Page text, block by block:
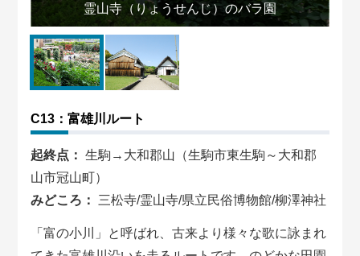
霊山寺（りょうせんじ）のバラ園
C13：富雄川ルート
起終点：
生駒→大和郡山（生駒市東生駒～大和郡
山市冠山町）
みどころ：
三松寺/霊山寺/県立民俗博物館/柳澤神社
「富の小川」と呼ばれ、古来より様々な歌に詠まれ